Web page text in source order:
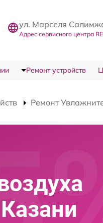
ул. Марселя
Адрес сервисного центра
Ремонт устройств
Ремонт